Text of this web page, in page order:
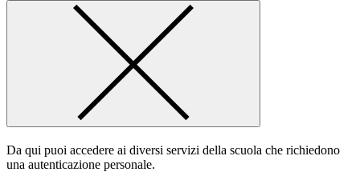
Da qui puoi accedere ai diversi servizi della scuola che richiedono
una autenticazione personale.